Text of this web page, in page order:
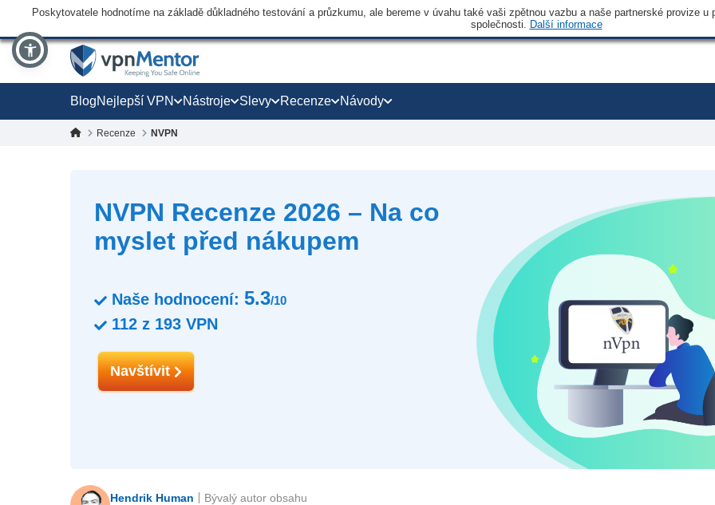
Poskytovatele hodnotíme na základě důkladného testování a průzkumu, ale bereme v úvahu také vaši zpětnou vazbu a naše partnerské provize
společnosti. Další informace
BlogNejlepší VPN Nástroje Slevy Recenze Návody
Recenze NVPN
NVPN Recenze 2026 – Na co
myslet před nákupem
Naše hodnocení: 5.3/10
112 z 193 VPN
Navštívit
Hendrik Human
Bývalý autor obsahu